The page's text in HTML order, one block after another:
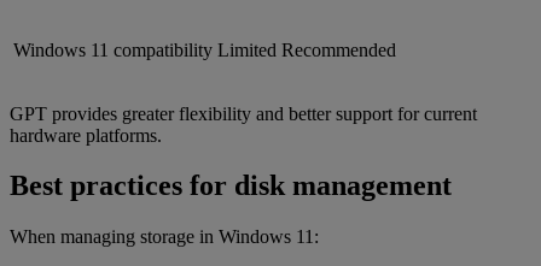
Windows 11 compatibility Limited Recommended
GPT provides greater flexibility and better support for current
hardware platforms.
Best practices for disk management
When managing storage in Windows 11: